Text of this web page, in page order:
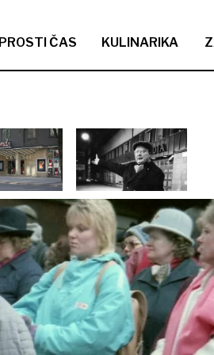
PROSTI ČAS KULINARIKA